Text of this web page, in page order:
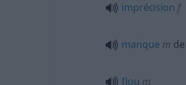
imprécision f
manque m de
flou m